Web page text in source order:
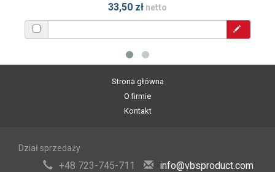
33,50 zł netto
Strona główna
O firmie
Kontakt
Dział sprzedaży
+48 723-745-711 info@vbsproduct.com